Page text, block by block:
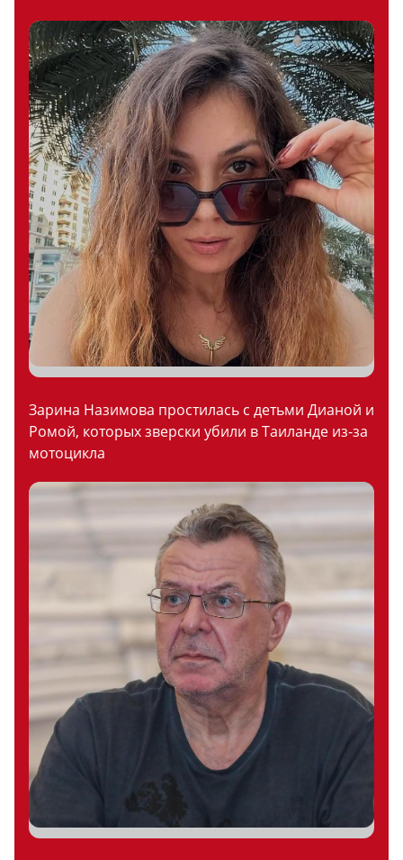
Зарина Назимова простилась с детьми Дианой и
Ромой, которых зверски убили в Таиланде из-за
мотоцикла